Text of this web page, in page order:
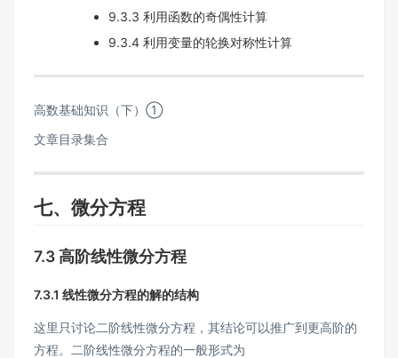
9.3.3 利用函数的奇偶性计算
9.3.4 利用变量的轮换对称性计算
高数基础知识（下）①
文章目录集合
七、微分方程
7.3 高阶线性微分方程
7.3.1 线性微分方程的解的结构
这里只讨论二阶线性微分方程，其结论可以推广到更高阶的
方程。二阶线性微分方程的一般形式为